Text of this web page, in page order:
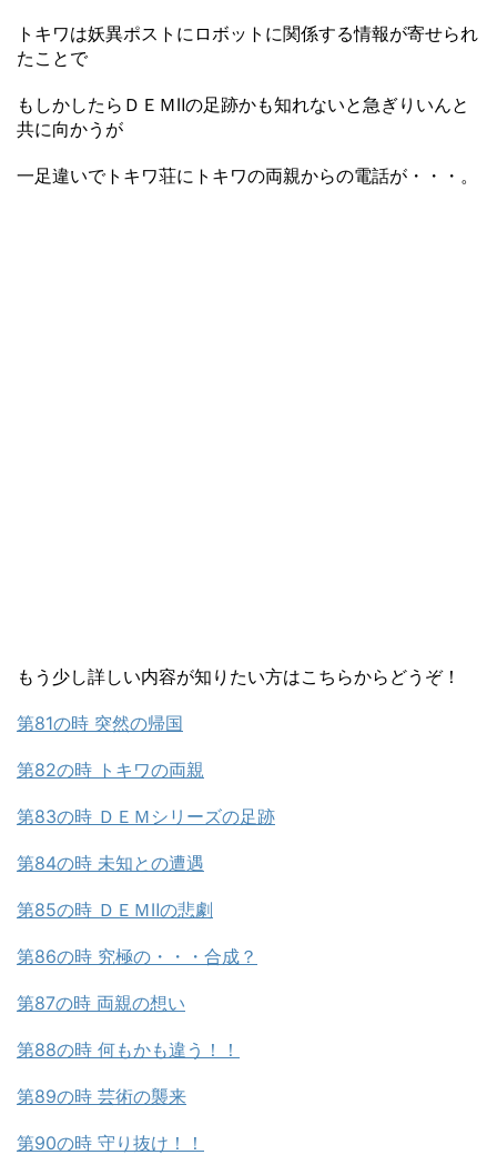
トキワは妖異ポストにロボットに関係する情報が寄せられ
たことで
もしかしたらＤＥＭⅡの足跡かも知れないと急ぎりいんと
共に向かうが
一足違いでトキワ荘にトキワの両親からの電話が・・・。
もう少し詳しい内容が知りたい方はこちらからどうぞ！
第81の時 突然の帰国
第82の時 トキワの両親
第83の時 ＤＥＭシリーズの足跡
第84の時 未知との遭遇
第85の時 ＤＥＭⅡの悲劇
第86の時 究極の・・・合成？
第87の時 両親の想い
第88の時 何もかも違う！！
第89の時 芸術の襲来
第90の時 守り抜け！！